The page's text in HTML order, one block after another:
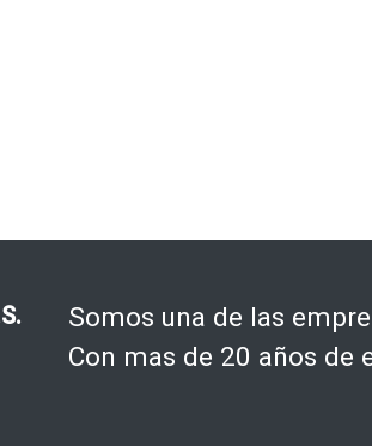
Somos una de las
Con mas de 20 años de